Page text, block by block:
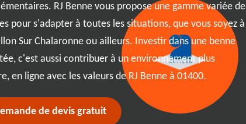
RJ Benne vous propose une gamme variée de
pour s'adapter à toutes les situations, que vous soyez à
Sur Chalaronne ou ailleurs. Investir dans une benne
c'est aussi contribuer à un environnement plus
en ligne avec les valeurs de RJ Benne à 01400.
de devis gratuit